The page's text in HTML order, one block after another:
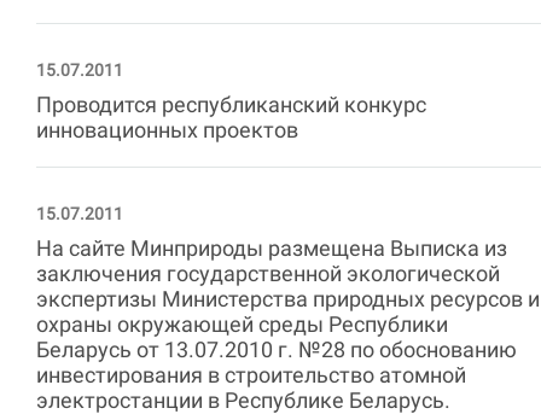
15.07.2011
Проводится республиканский конкурс
инновационных проектов
15.07.2011
На сайте Минприроды размещена Выписка из
заключения государственной экологической
экспертизы Министерства природных ресурсов и
охраны окружающей среды Республики
Беларусь от 13.07.2010 г. №28 по обоснованию
инвестирования в строительство атомной
электростанции в Республике Беларусь.